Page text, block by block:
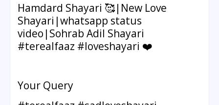
Hamdard Shayari 🥰|New Love
Shayari|whatsapp status
video|Sohrab Adil Shayari
#terealfaaz #loveshayari ❤️
Your Query